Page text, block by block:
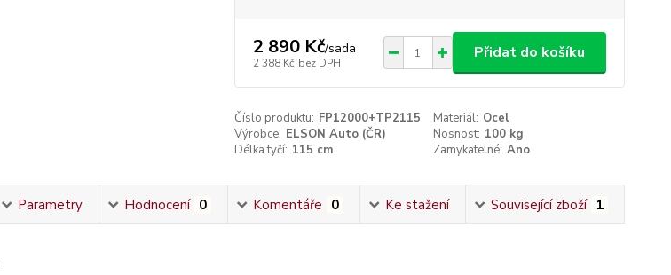
2 890 Kč/sada
2 388 Kč bez DPH
Přidat do košíku
Číslo produktu: FP12000+TP2115 Materiál: Ocel
Výrobce: ELSON Auto (ČR) Nosnost: 100 kg
Délka tyčí: 115 cm Zamykatelné: Ano
Parametry Hodnocení 0 Komentáře 0 Ke stažení Související zboží 1